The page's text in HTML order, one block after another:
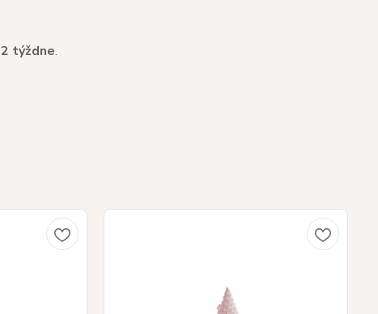
2 týždne.